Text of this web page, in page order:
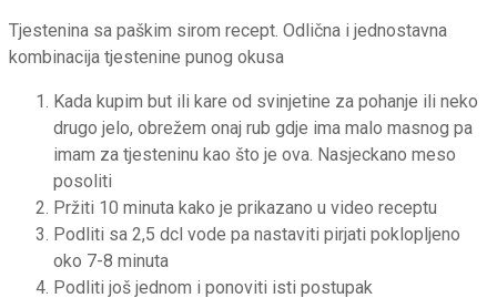
Tjestenina sa paškim sirom recept. Odlična i jednostavna
kombinacija tjestenine punog okusa
Kada kupim but ili kare od svinjetine za pohanje ili neko
drugo jelo, obrežem onaj rub gdje ima malo masnog pa
imam za tjesteninu kao što je ova. Nasjeckano meso
posoliti
Pržiti 10 minuta kako je prikazano u video receptu
Podliti sa 2,5 dcl vode pa nastaviti pirjati poklopljeno
oko 7-8 minuta
Podliti još jednom i ponoviti isti postupak